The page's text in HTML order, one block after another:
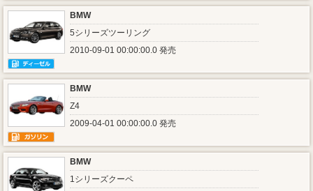
BMW
5シリーズツーリング
2010-09-01 00:00:00.0 発売
BMW
Z4
2009-04-01 00:00:00.0 発売
BMW
1シリーズクーペ